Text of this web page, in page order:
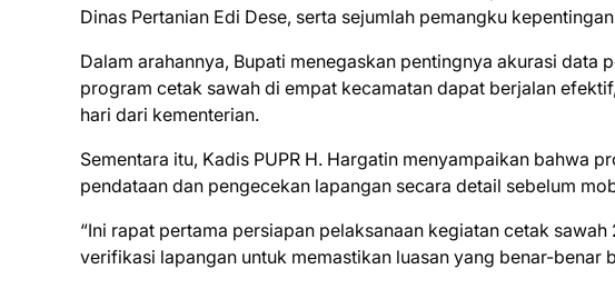
Dinas Pertanian Edi Dese, serta sejumlah pemangku
Dalam arahannya, Bupati menegaskan pentingnya akurasi data
program cetak sawah di empat kecamatan dapat berjalan
hari dari kementerian.
Sementara itu, Kadis PUPR H. Hargatin menyampaikan bahwa
pendataan dan pengecekan lapangan secara detail sebelum
“Ini rapat pertama persiapan pelaksanaan kegiatan cetak
verifikasi lapangan untuk memastikan luasan yang benar-benar